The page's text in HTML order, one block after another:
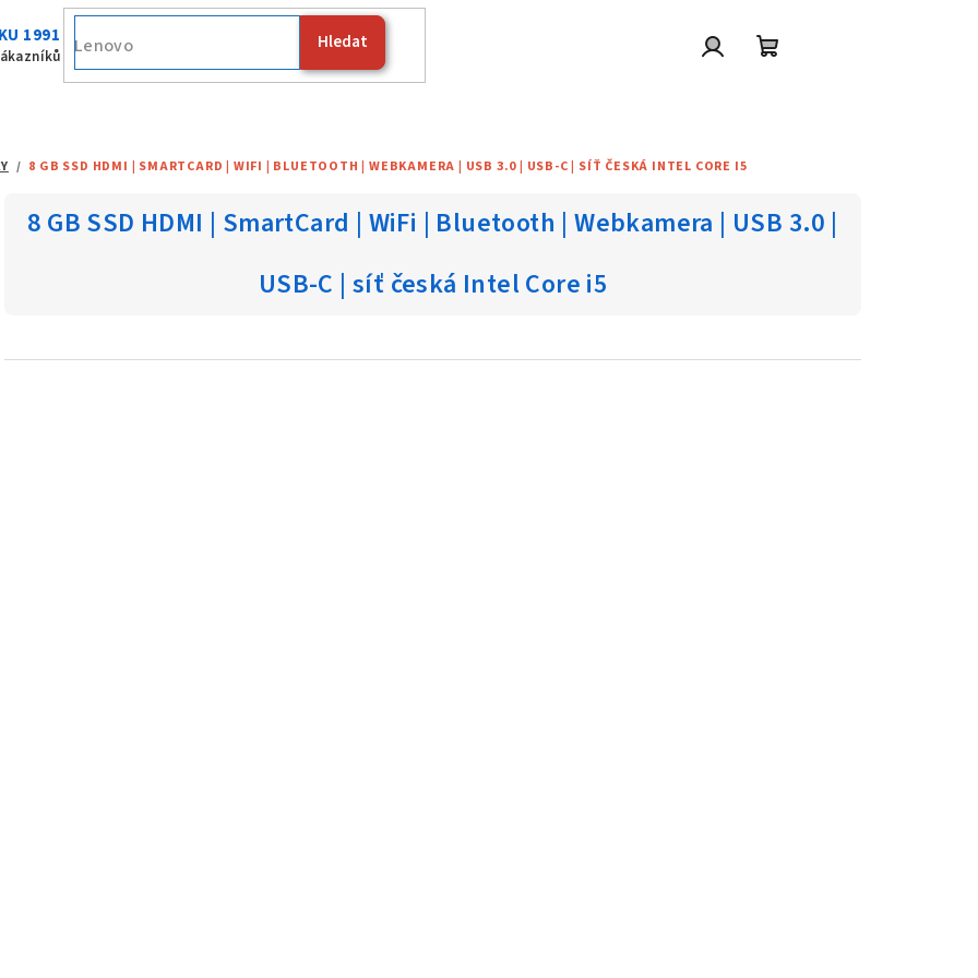
1991 Hledat
Fujitsu
/ 8 GB SSD HDMI | SMARTCARD | WIFI | BLUETOOTH | WEBKAMERA | USB 3.0 | USB-C | SÍŤ ČESKÁ INTEL CORE I5
8 GB SSD HDMI | SmartCard | WiFi | Bluetooth | Webkamera | USB 3.0 |
USB-C | síť česká Intel Core i5